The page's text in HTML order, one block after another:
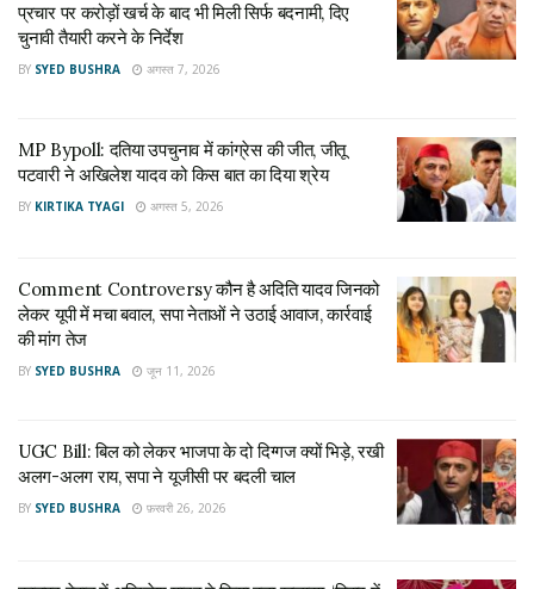
MP Bypoll: दतिया उपचुनाव में कांग्रेस की जीत, जीतू
पटवारी ने अखिलेश यादव को किस बात का दिया श्रेय
Tags: Kairana nahid hasan Samajwadi Party
SP
UP Election
UP Election 2022
प्रचार पर करोड़ों खर्च के बाद भी मिली सिर्फ बदनामी, दिए
चुनावी तैयारी करने के निर्देश
BY SYED BUSHRA अगस्त 7, 2026
MP Bypoll: दतिया उपचुनाव में कांग्रेस की जीत, जीतू
पटवारी ने अखिलेश यादव को किस बात का दिया श्रेय
BY KIRTIKA TYAGI अगस्त 5, 2026
Comment Controversy कौन है अदिति यादव जिनको
लेकर यूपी में मचा बवाल, सपा नेताओं ने उठाई आवाज, कार्रवाई
की मांग तेज
BY SYED BUSHRA जून 11, 2026
UGC Bill: बिल को लेकर भाजपा के दो दिग्गज क्यों भिड़े, रखी
अलग-अलग राय, सपा ने यूजीसी पर बदली चाल
BY SYED BUSHRA फ़रवरी 26, 2026